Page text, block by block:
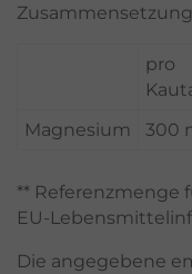
pro
Magnesium
300
** Referenzmenge
EU-
Die angegebene